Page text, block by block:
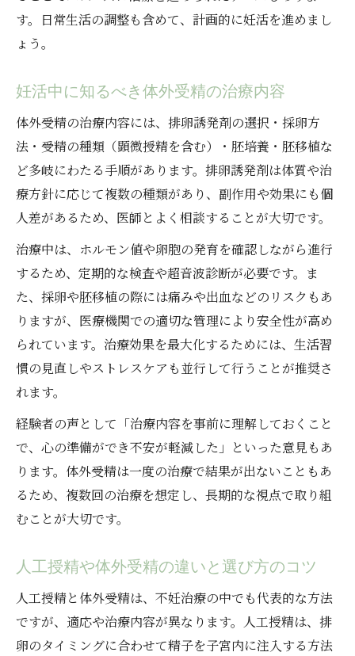
す。日常生活の調整も含めて、計画的に妊活を進めまし
ょう。
妊活中に知るべき体外受精の治療内容
体外受精の治療内容には、排卵誘発剤の選択・採卵方
法・受精の種類（顕微授精を含む）・胚培養・胚移植な
ど多岐にわたる手順があります。排卵誘発剤は体質や治
療方針に応じて複数の種類があり、副作用や効果にも個
人差があるため、医師とよく相談することが大切です。
治療中は、ホルモン値や卵胞の発育を確認しながら進行
するため、定期的な検査や超音波診断が必要です。ま
た、採卵や胚移植の際には痛みや出血などのリスクもあ
りますが、医療機関での適切な管理により安全性が高め
られています。治療効果を最大化するためには、生活習
慣の見直しやストレスケアも並行して行うことが推奨さ
れます。
経験者の声として「治療内容を事前に理解しておくこと
で、心の準備ができ不安が軽減した」といった意見もあ
ります。体外受精は一度の治療で結果が出ないこともあ
るため、複数回の治療を想定し、長期的な視点で取り組
むことが大切です。
人工授精や体外受精の違いと選び方のコツ
人工授精と体外受精は、不妊治療の中でも代表的な方法
ですが、適応や治療内容が異なります。人工授精は、排
卵のタイミングに合わせて精子を子宮内に注入する方法